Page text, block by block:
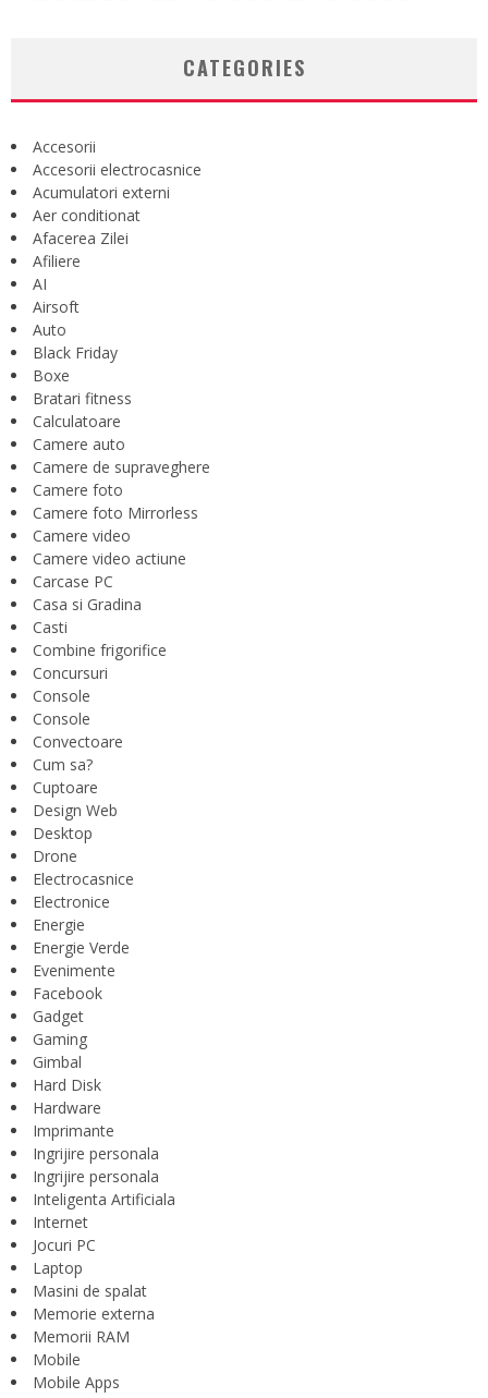
CATEGORIES
Accesorii
Accesorii electrocasnice
Acumulatori externi
Aer conditionat
Afacerea Zilei
Afiliere
AI
Airsoft
Auto
Black Friday
Boxe
Bratari fitness
Calculatoare
Camere auto
Camere de supraveghere
Camere foto
Camere foto Mirrorless
Camere video
Camere video actiune
Carcase PC
Casa si Gradina
Casti
Combine frigorifice
Concursuri
Console
Console
Convectoare
Cum sa?
Cuptoare
Design Web
Desktop
Drone
Electrocasnice
Electronice
Energie
Energie Verde
Evenimente
Facebook
Gadget
Gaming
Gimbal
Hard Disk
Hardware
Imprimante
Ingrijire personala
Ingrijire personala
Inteligenta Artificiala
Internet
Jocuri PC
Laptop
Masini de spalat
Memorie externa
Memorii RAM
Mobile
Mobile Apps